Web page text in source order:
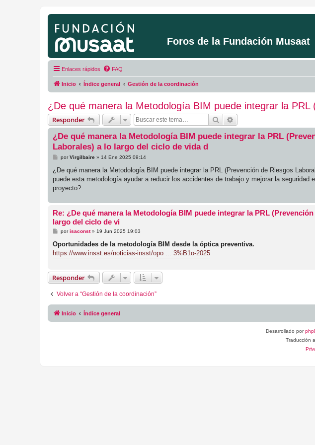
Foros de la Fundación Musaat
Enlaces rápidos FAQ
Inicio Índice general Gestión de la coordinación
¿De qué manera la Metodología BIM puede integrar la
Responder Buscar
¿De qué manera la Metodología BIM puede integrar la PRL
Laborales) a lo largo del ciclo de vida d
M
n
a
j
porVirgilbaire» 14 Ene 2025 09:14
¿De qué manera la Metodología BIM puede integrar la PRL (Prevención de Riesgos
puede esta metodología ayudar a reducir los accidentes de trabajo y mejorar la
proyecto?
Re: ¿De qué manera la Metodología BIM puede integrar la PRL
largo del ciclo de vi
M
n
s
a
porisaconst» 19 Jun 2025 19:03
Oportunidades de la metodología BIM desde la óptica preventiva.
https://www.insst.es/noticias-insst/opo ... 3%B1o-2025
Responder
Volver a “Gestión de la coordinación”
Inicio Índice general
Desarrollado por
Traducción